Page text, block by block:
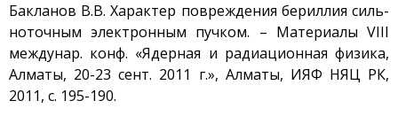
Бакланов В.В. Характер повреждения бериллия силь-
ноточным электронным пучком. – Материалы VIII
междунар. конф. «Ядерная и радиационная физика,
Алматы, 20-23 сент. 2011 г.», Алматы, ИЯФ НЯЦ РК,
2011, с. 195-190.